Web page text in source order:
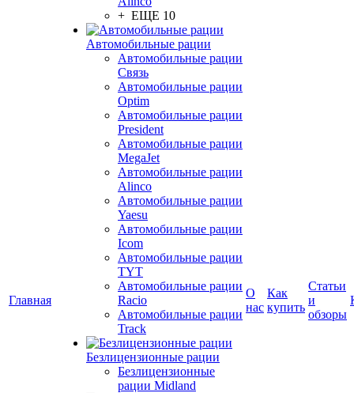
Главная
+ ЕЩЕ 10
Автомобильные рации
Автомобильные рации
Связь
Автомобильные рации
Optim
Автомобильные рации
President
Автомобильные рации
MegaJet
Автомобильные рации
Alinco
Автомобильные рации
Yaesu
Автомобильные рации
Icom
Автомобильные рации
TYT
Автомобильные рации
Racio
Автомобильные рации
Track
Безлицензионные рации
Безлицензионные
рации Midland
О
нас
Как
купить
Статьи
и
обзоры